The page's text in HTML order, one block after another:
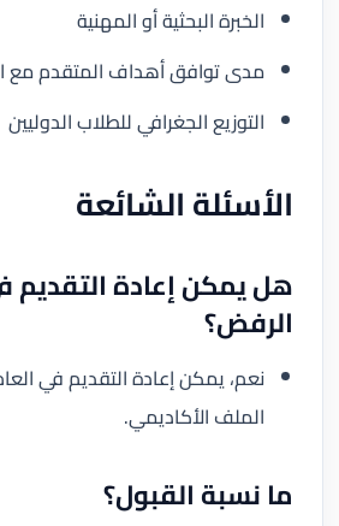
الخبرة البحثية أو المهنية
مدى توافق أهداف المتقدم مع
التوزيع الجغرافي للطلاب الدوليين
الأسئلة الشائعة
هل يمكن إعادة التقديم
الرفض؟
نعم، يمكن إعادة التقديم في
الملف الأكاديمي.
ما نسبة القبول؟